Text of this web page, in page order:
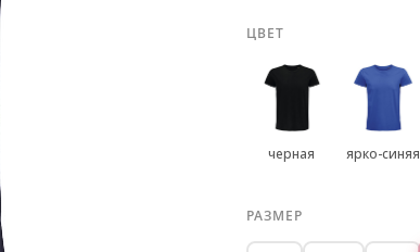
ЦВЕТ
черная ярко-синяя
РАЗМЕР